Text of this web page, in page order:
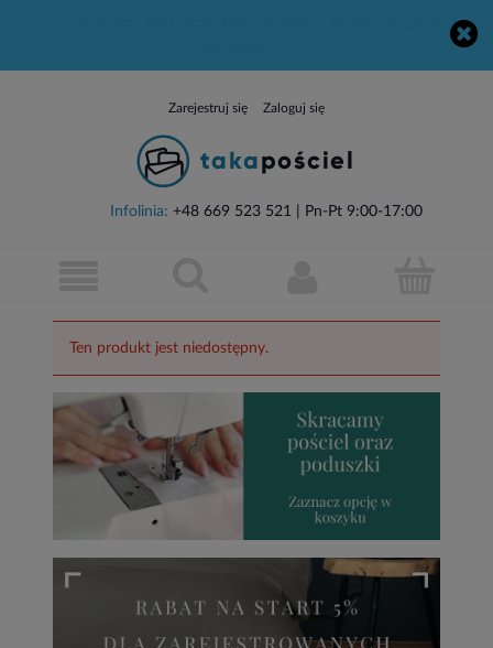
Zarejestruj się Zaloguj się
Infolinia: +48 669 523 521 | Pn-Pt 9:00-17:00
Ten produkt jest niedostępny.